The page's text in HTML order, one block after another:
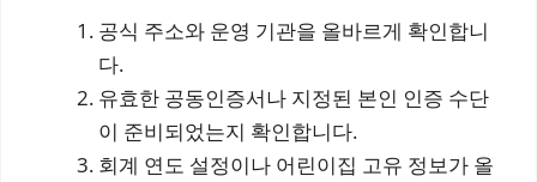
공식 주소와 운영 기관을 올바르게 확인합니
다.
유효한 공동인증서나 지정된 본인 인증 수단
이 준비되었는지 확인합니다.
회계 연도 설정이나 어린이집 고유 정보가 올